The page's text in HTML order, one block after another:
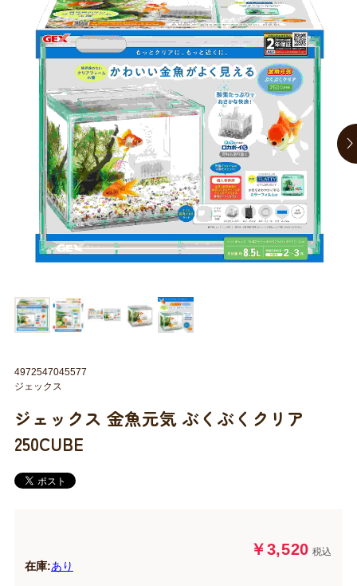
トリマーグッズ シニアサポート
ジェックス 金魚元気 ぶくぶくクリア
250CUBE
￥3,520 税込
在庫:あり
4972547045577
ジェックス